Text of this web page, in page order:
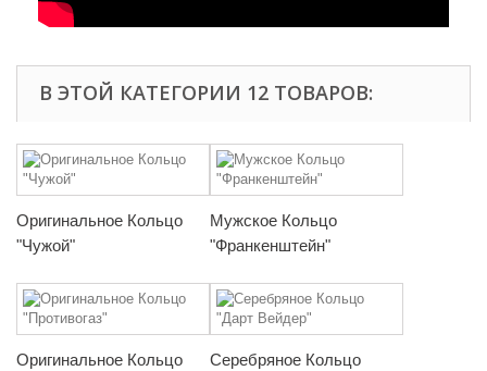
В ЭТОЙ КАТЕГОРИИ 12 ТОВАРОВ:
Оригинальное Кольцо
"Чужой"
Мужское Кольцо
"Франкенштейн"
Оригинальное Кольцо
Серебряное Кольцо